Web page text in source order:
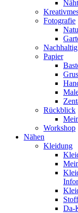
Fotografie
Nachhaltig
Papier
Rückblick
Workshop
Nähen
Kleidung
Da-